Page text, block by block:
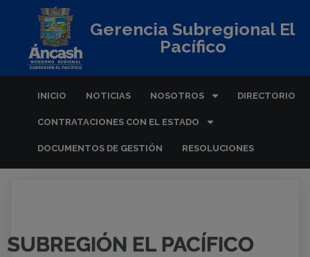
Gerencia Subregional El
Pacífico
INICIO NOTICIAS NOSOTROS DIRECTORIO
CONTRATACIONES CON EL ESTADO
DOCUMENTOS DE GESTIÓN RESOLUCIONES
SUBREGIÓN EL PACÍFICO